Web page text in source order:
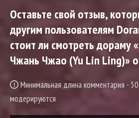
Оставьте свой отзыв,
другим пользователям
стоит ли смотреть дораму
Чжань Чжао (Yu Lin Ling)»
Минимальная длина комментария -
модерируются